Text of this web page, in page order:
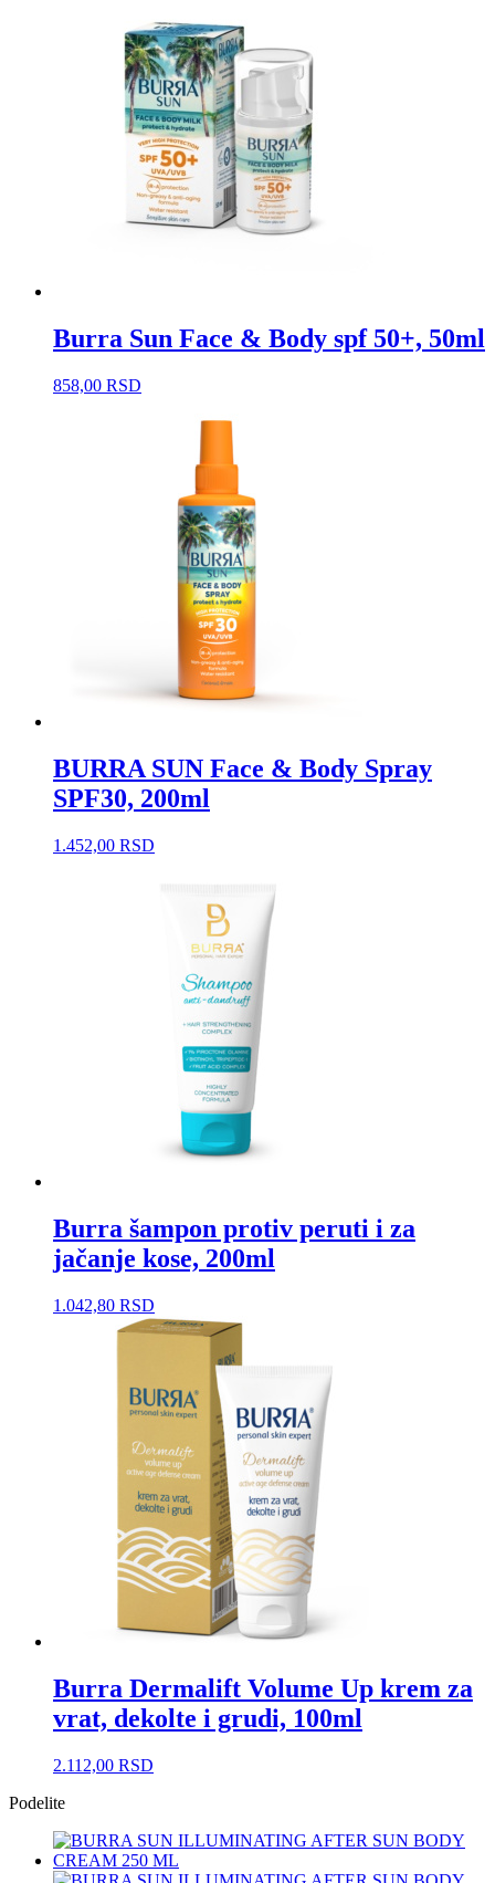
Burra Sun Face & Body spf 50+, 50ml
858,00 RSD
BURRA SUN Face & Body Spray
SPF30, 200ml
1.452,00 RSD
Burra šampon protiv peruti i za
jačanje kose, 200ml
1.042,80 RSD
Burra Dermalift Volume Up krem za
vrat, dekolte i grudi, 100ml
2.112,00 RSD
Podelite